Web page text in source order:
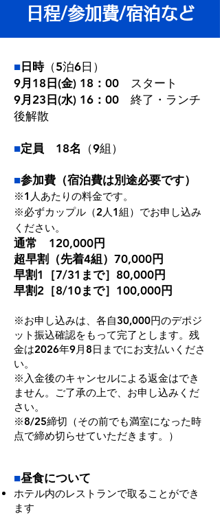
​日程/参加費/宿泊など
■ 日時（5泊6日）
9月18日(金) 18：00 スタート
9月23日(水) 16：00 終了・ランチ
後解散
■定員 18名 （9組 ）
■参加費（宿泊費は別途必要です）
※1人あたりの料金です。
※必ずカップル（2人1組）でお申し込み
ください。
通常 120,000円
超早割（先着4組）70,000円
早割1［7/31まで］80,000円
早割2［8/10まで］100,000円
※お申し込みは、各自30,000円のデポジ
ット振込確認をもって完了とします。残
金は2026年9月8日までにお支払いくださ
い。
※入金後のキャンセルによる返金はでき
ません。ご了承の上で、お申し込みくだ
さい。
※8/25締切（その前でも満室になった時
点で締め切らせていただきます。）
■昼食について
ホテル内のレストランで取ることができ
ます